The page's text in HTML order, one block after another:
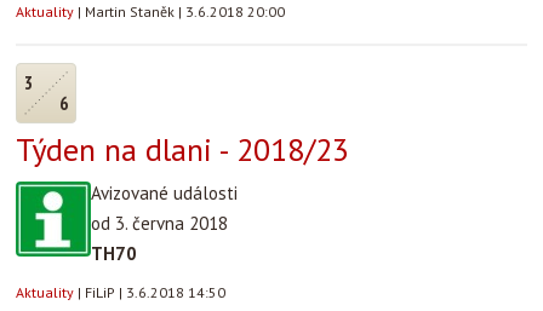
Aktuality | Martin Staněk | 3.6.2018 20:00
3
6
Týden na dlani - 2018/23
Avizované události
od 3. června 2018
TH70
Aktuality | FiLiP | 3.6.2018 14:50